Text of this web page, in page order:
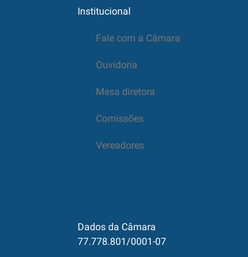
Institucional
Fale com a Câmara
Ouvidoria
Mesa diretora
Comissões
Vereadores
Dados da Câmara
77.778.801/0001-07